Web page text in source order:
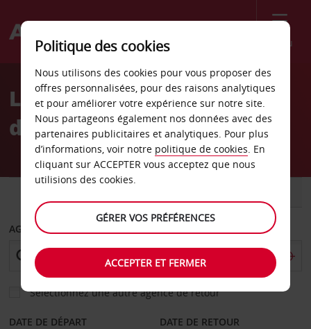
Menu
Welcome
AvisLocation de voiture Gare
de Morlaix
AGENCE DE DÉPART
Sélectionnez une autre agence de retour
DATE DE DÉPART DATE DE RETOUR
Politique des cookies
Nous utilisons des cookies pour vous proposer des
offres personnalisées, pour des raisons analytiques
et pour améliorer votre expérience sur notre site.
Nous partageons également nos données avec des
partenaires publicitaires et analytiques. Pour plus
d’informations, voir notre politique de cookies. En
cliquant sur ACCEPTER vous acceptez que nous
utilisions des cookies.
GÉRER VOS PRÉFÉRENCES
ACCEPTER ET FERMER